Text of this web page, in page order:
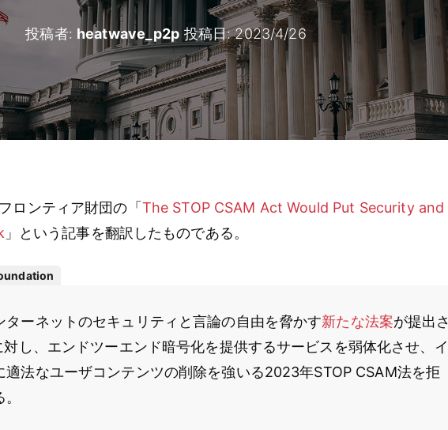
投稿者: heatwave_p2p 投稿日:2023/4/26
ロンティア財団の「 The STOP CSAM Act Would Put Security and
」という記事を翻訳したものである。
ターネットのセキュリティと言論の自由を脅かす新たな法案が提出さ
し、エンドツーエンド暗号化を提供するサービスを弱体化させ、イ
適法なユーザコンテンツの削除を強いる2023年STOP CSAM法を拒